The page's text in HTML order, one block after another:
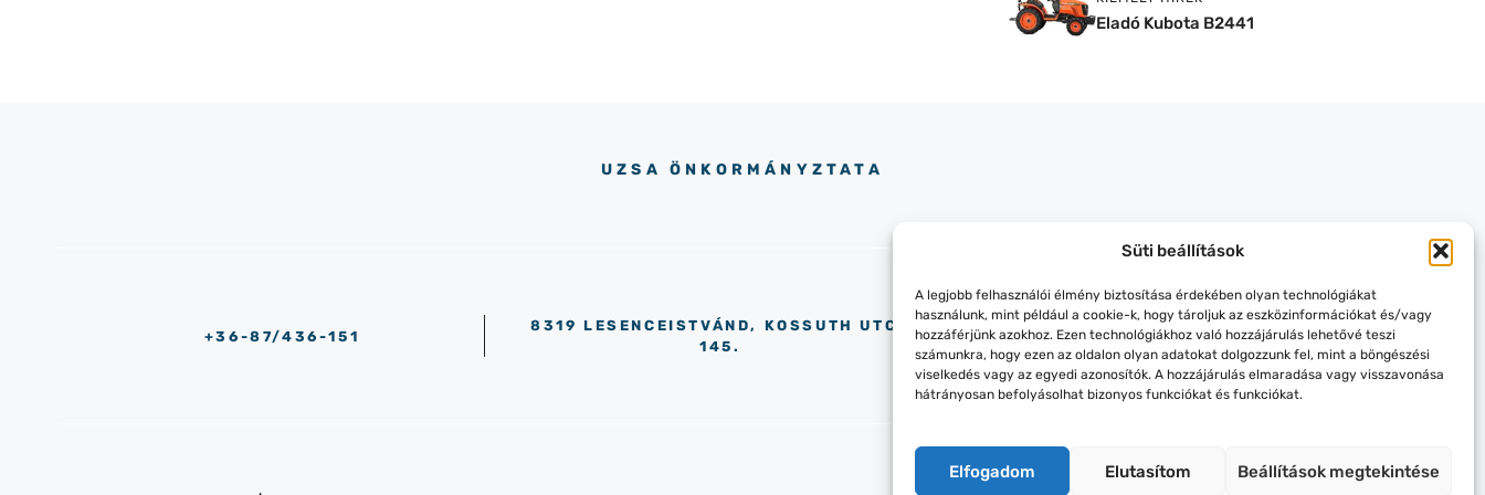
Süti beállítások
A legjobb felhasználói élmény biztosítása érdekében olyan technológiákat
használunk, mint például a cookie-k, hogy tároljuk az eszközinformációkat és/vagy
hozzáférjünk azokhoz. Ezen technológiákhoz való hozzájárulás lehetővé teszi
számunkra, hogy ezen az oldalon olyan adatokat dolgozzunk fel, mint a böngészési
viselkedés vagy az egyedi azonosítók. A hozzájárulás elmaradása vagy visszavonása
hátrányosan befolyásolhat bizonyos funkciókat és funkciókat.
Elfogadom Elutasítom Beállítások megtekintése
Eladó Kubota B2441
UZSA ÖNKORMÁNYZTATA
+36-87/436-151
8319 LESENCEISTVÁND, KOSSUTH UTCA
145.